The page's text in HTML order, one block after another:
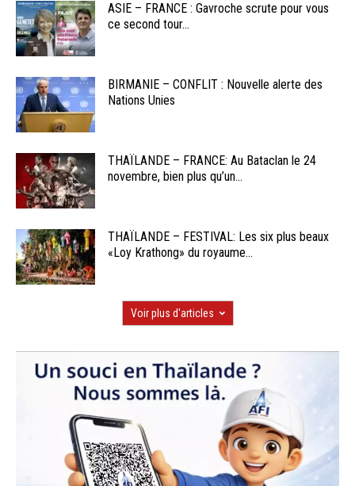
ASIE – FRANCE : Gavroche scrute pour vous
ce second tour...
BIRMANIE – CONFLIT : Nouvelle alerte des
Nations Unies
THAÏLANDE – FRANCE: Au Bataclan le 24
novembre, bien plus qu’un...
THAÏLANDE – FESTIVAL: Les six plus beaux
«Loy Krathong» du royaume...
Voir plus d'articles